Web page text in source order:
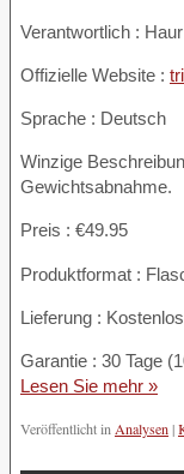
Verantwortlich :
Offizielle Website :
Sprache : Deutsch
Winzige
Gewichtsabnahme.
Preis : €49.95
Produktformat :
Lieferung : Kostenlos
Garantie : 30 Tage
Lesen Sie mehr »
Veröffentlicht in Analysen|